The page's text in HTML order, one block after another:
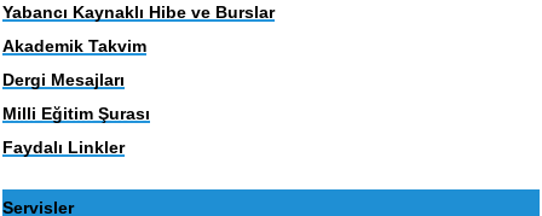
Yabancı Kaynaklı Hibe ve Burslar
Akademik Takvim
Dergi Mesajları
Milli Eğitim Şurası
Faydalı Linkler
Servisler